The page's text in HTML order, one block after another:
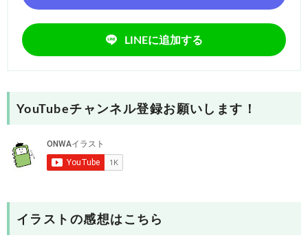
LINEに追加する
YouTubeチャンネル登録お願いします！
イラストの感想はこちら